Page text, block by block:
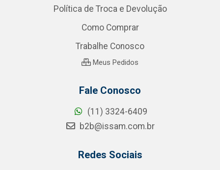
Política de Troca e Devolução
Como Comprar
Trabalhe Conosco
Meus Pedidos
Fale Conosco
(11) 3324-6409
b2b@issam.com.br
Redes Sociais